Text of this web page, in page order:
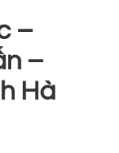
–
–
Hà